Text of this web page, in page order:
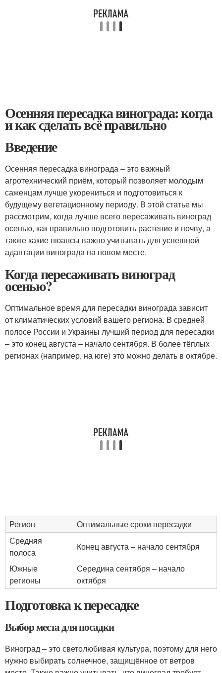
Осенняя пересадка винограда: когда
и как сделать всё правильно
Введение
Осенняя пересадка винограда – это важный
агротехнический приём, который позволяет молодым
саженцам лучше укорениться и подготовиться к
будущему вегетационному периоду. В этой статье мы
рассмотрим, когда лучше всего пересаживать виноград
осенью, как правильно подготовить растение и почву, а
также какие нюансы важно учитывать для успешной
адаптации винограда на новом месте.
Когда пересаживать виноград
осенью?
Оптимальное время для пересадки винограда зависит
от климатических условий вашего региона. В средней
полосе России и Украины лучший период для пересадки
– это конец августа – начало сентября. В более тёплых
регионах (например, на юге) это можно делать в октябре.
Регион
Оптимальные сроки пересадки
Средняя
полоса
Конец августа – начало сентября
Южные
регионы
Середина сентября – начало
октября
Подготовка к пересадке
Выбор места для посадки
Виноград – это светолюбивая культура, поэтому для него
нужно выбирать солнечное, защищённое от ветров